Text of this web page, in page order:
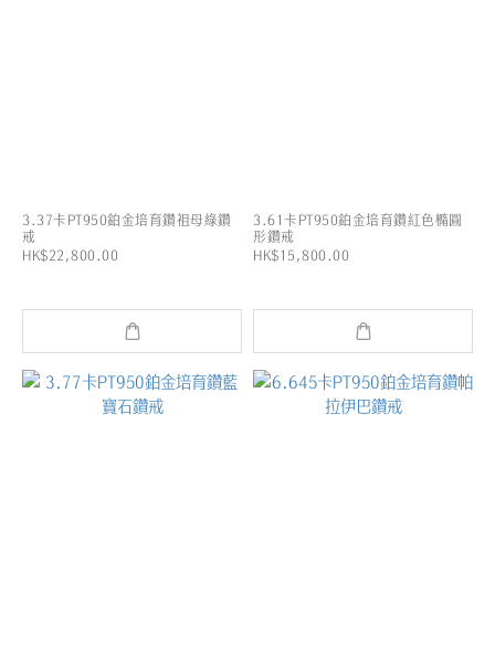
3.37卡PT950鉑金培育鑽祖母綠鑽
戒
HK$22,800.00
3.61卡PT950鉑金培育鑽紅色橢圓
形鑽戒
HK$15,800.00